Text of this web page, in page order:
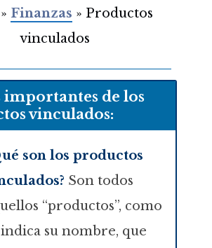
» Finanzas » Productos
vinculados
importantes de los
vinculados:
son los productos
Son todos
“productos”, como
su nombre, que